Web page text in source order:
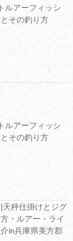
ルアーフィッシ
その釣り方
ルアーフィッシ
その釣り方
天秤仕掛けとジグ
・ルアー・ライ
in兵庫県美方郡